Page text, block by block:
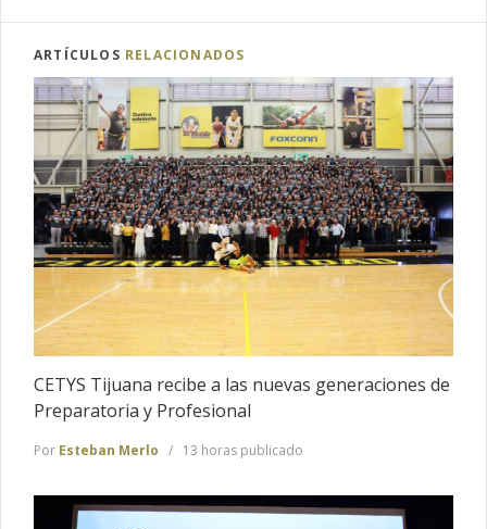
ARTÍCULOS RELACIONADOS
CETYS Tijuana recibe a las nuevas generaciones de
Preparatoria y Profesional
Por Esteban Merlo 13 horas publicado